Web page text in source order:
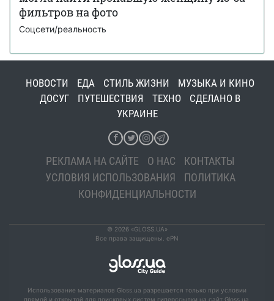
фильтров на фото
Соцсети/реальность
НОВОСТИ ЕДА СТИЛЬ ЖИЗНИ
МУЗЫКА И КИНО
ДОСУГ
ПУТЕШЕСТВИЯ ТЕХНО
СДЕЛАНО В
УКРАИНЕ
РЕКЛАМА НА САЙТЕ О НАС
КОНТАКТЫ
УСЛОВИЯ ИСПОЛЬЗОВАНИЯ
ПОЛИТИКА
КОНФИДЕНЦИАЛЬНОСТИ
© 2026 «GLOSS.UA»
Все права защищены. ePN
Использование материалов Gloss.ua разрешается только при условии
прямой и открытой для поисковых систем гиперссылки на сайт Gloss.ua.